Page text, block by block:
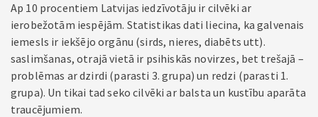
Ap 10 procentiem Latvijas iedzīvotāju ir cilvēki ar
ierobežotām iespējām. Statistikas dati liecina, ka galvenais
iemesls ir iekšējo orgānu (sirds, nieres, diabēts utt).
saslimšanas, otrajā vietā ir psihiskās novirzes, bet trešajā –
problēmas ar dzirdi (parasti 3. grupa) un redzi (parasti 1.
grupa). Un tikai tad seko cilvēki ar balsta un kustību aparāta
traucējumiem.